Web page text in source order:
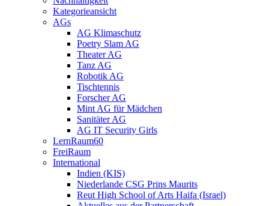
Kategorieansicht
AGs
AG Klimaschutz
Poetry Slam AG
Theater AG
Tanz AG
Robotik AG
Tischtennis
Forscher AG
Mint AG für Mädchen
Sanitäter AG
AG IT Security Girls
LernRaum60
FreiRaum
International
Indien (KIS)
Niederlande CSG Prins Maurits
Reut High School of Arts Haifa (Israel)